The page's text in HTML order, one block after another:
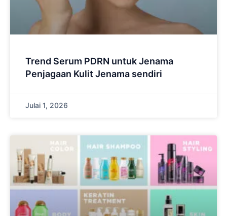
Trend Serum PDRN untuk Jenama
Penjagaan Kulit Jenama sendiri
Julai 1, 2026